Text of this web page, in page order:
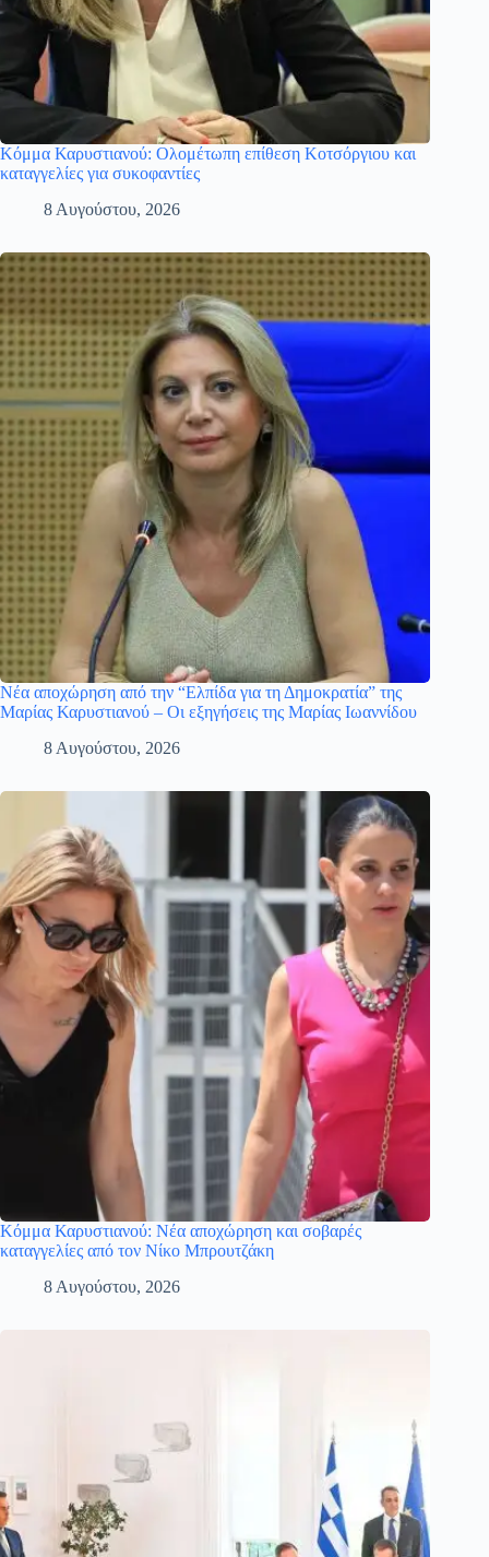
Κόμμα Καρυστιανού: Ολομέτωπη επίθεση Κοτσόργιου και
καταγγελίες για συκοφαντίες
8 Αυγούστου, 2026
Νέα αποχώρηση από την “Ελπίδα για τη Δημοκρατία” της
Μαρίας Καρυστιανού – Οι εξηγήσεις της Μαρίας Ιωαννίδου
8 Αυγούστου, 2026
Κόμμα Καρυστιανού: Νέα αποχώρηση και σοβαρές
καταγγελίες από τον Νίκο Μπρουτζάκη
8 Αυγούστου, 2026